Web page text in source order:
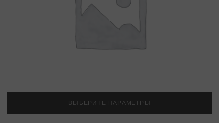
ВЫБЕРИТЕ ПАРАМЕТРЫ